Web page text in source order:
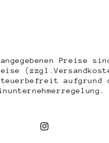
Preise
aufgrund
Instagram